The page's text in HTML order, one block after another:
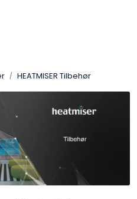
HEATMISER Tilbehør